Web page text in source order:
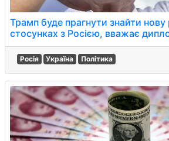
Трамп буде прагнути знайти нову
стосунках з Росією, вважає
Росія Україна Політика